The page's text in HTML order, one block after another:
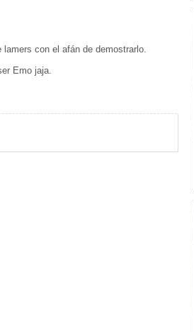
con el afán de demostrarlo.
Emo jaja.